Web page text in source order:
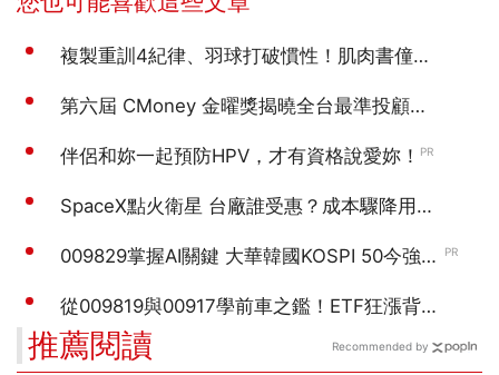
推薦閱讀 Recommended by